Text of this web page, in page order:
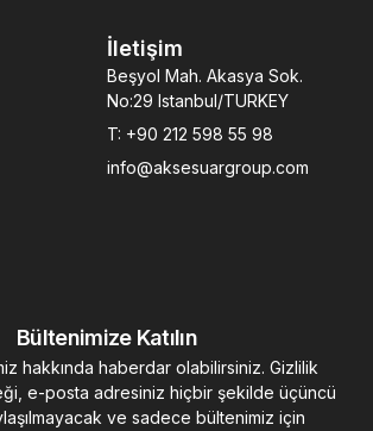
e
d
i
n
-
i
n
u
b
e
r
e
s
t
İletişim
Beşyol Mah. Akasya Sok.
No:29 Istanbul/TURKEY
T: +90 212 598 55 98
info@aksesuargroup.com
Bültenimize Katılın
hakkında haberdar olabilirsiniz. Gizlilik
e-posta adresiniz hiçbir şekilde üçüncü
ve sadece bültenimiz için